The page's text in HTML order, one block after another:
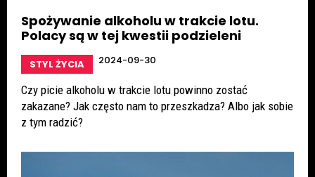
Spożywanie alkoholu w trakcie lotu.
Polacy są w tej kwestii podzieleni
STYL ŻYCIA 2024-09-30
Czy picie alkoholu w trakcie lotu powinno zostać
zakazane? Jak często nam to przeszkadza? Albo jak sobie
z tym radzić?